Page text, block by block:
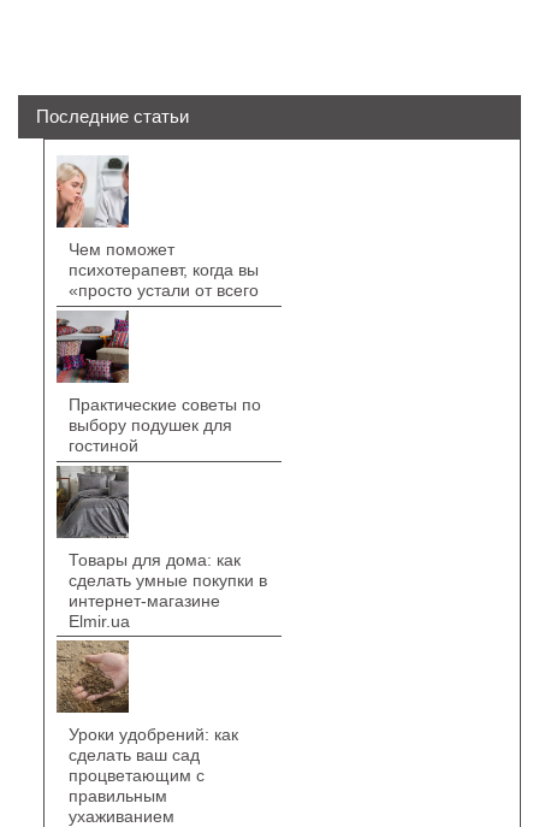
Последние статьи
Чем поможет
психотерапевт, когда вы
«просто устали от всего
Практические советы по
выбору подушек для
гостиной
Товары для дома: как
сделать умные покупки в
интернет-магазине
Elmir.ua
Уроки удобрений: как
сделать ваш сад
процветающим с
правильным
ухаживанием